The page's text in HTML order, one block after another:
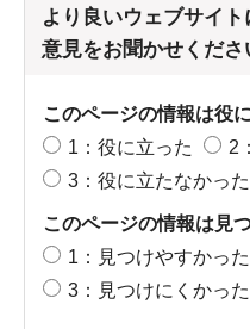
より良いウェブサイ
意見をお聞かせくださ
このページの情報は役
1：役に立った
2
3：役に立たなかった
このページの情報は見
1：見つけやすかった
3：見つけにくかった